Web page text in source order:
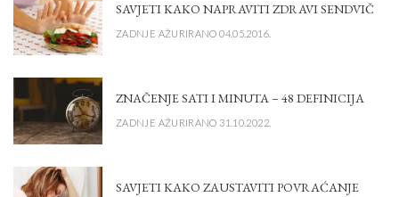
SAVJETI KAKO NAPRAVITI ZDRAVI SENDVIČ
ZADNJE AŽURIRANO 04.05.2016.
ZNAČENJE SATI I MINUTA – 48 DEFINICIJA
ZADNJE AŽURIRANO 31.10.2022.
SAVJETI KAKO ZAUSTAVITI POVRAĆANJE